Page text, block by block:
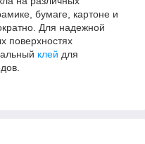
бумаге, картоне и
Для надежной
поверхностях
клей для